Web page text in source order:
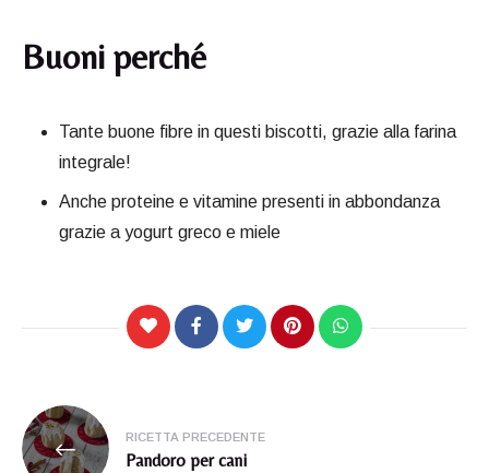
Buoni perché
Tante buone fibre in questi biscotti, grazie alla farina
integrale!
Anche proteine e vitamine presenti in abbondanza
grazie a yogurt greco e miele
Navigazione
articoli
RICETTA PRECEDENTE
Pandoro per cani